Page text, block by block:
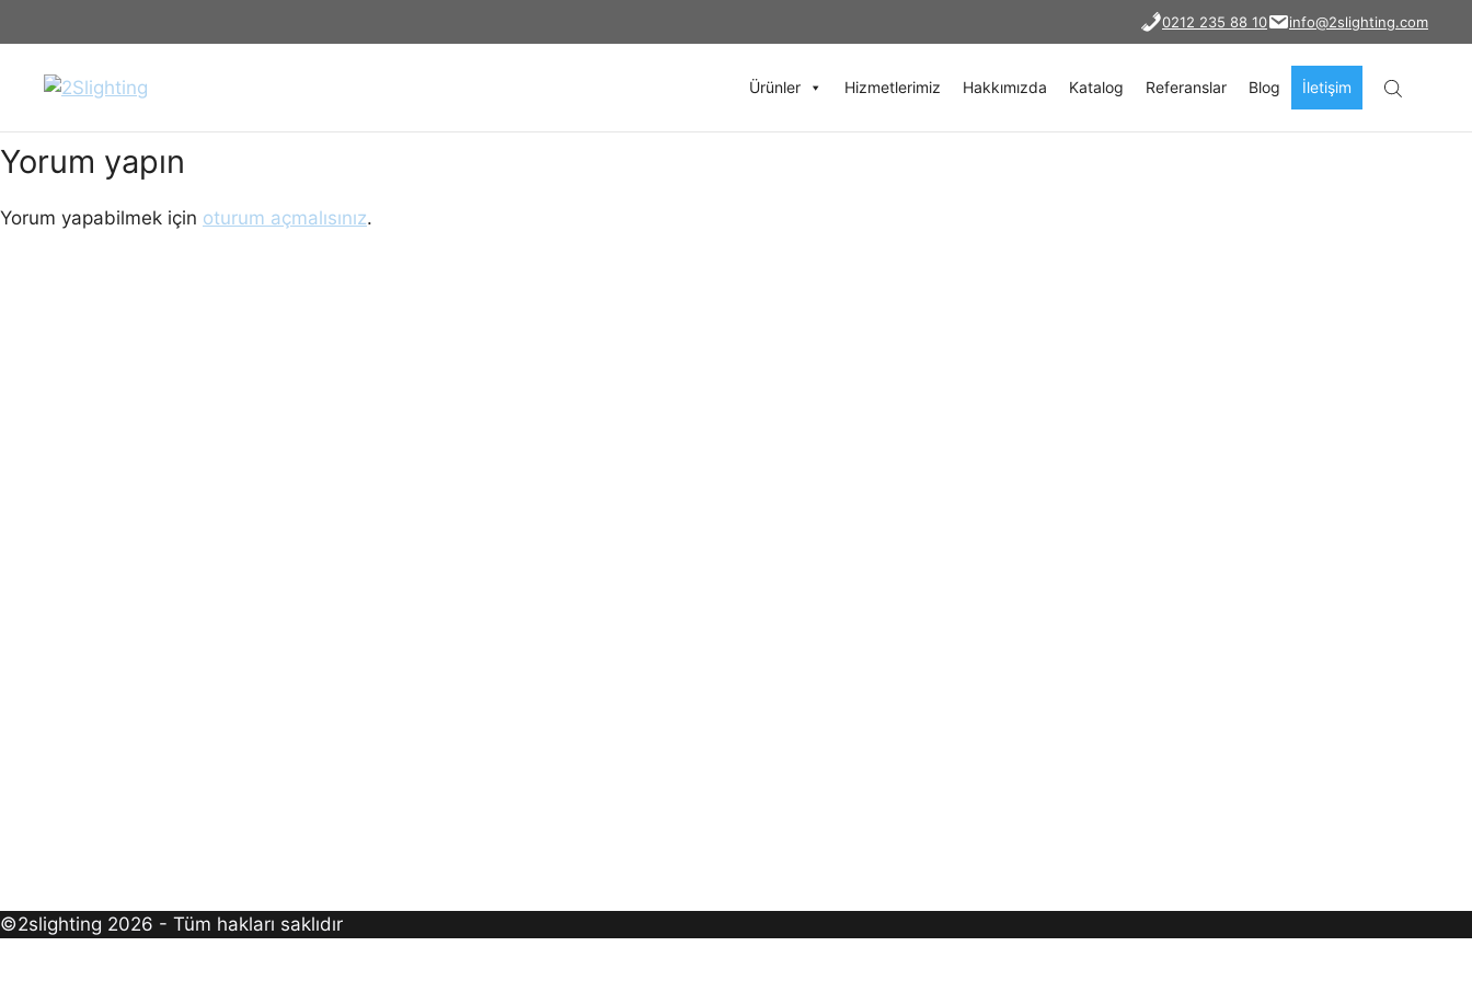
atla
info@2slighting.com
0212 235 88 10
Ürünler Hizmetlerimiz Hakkımızda Katalog Referanslar Blog İletişim
park-bahce-aydinlatma-diregi-1754
Yorum yapın
Yorum yapabilmek için oturum açmalısınız.
©2slighting 2026 - Tüm hakları saklıdır